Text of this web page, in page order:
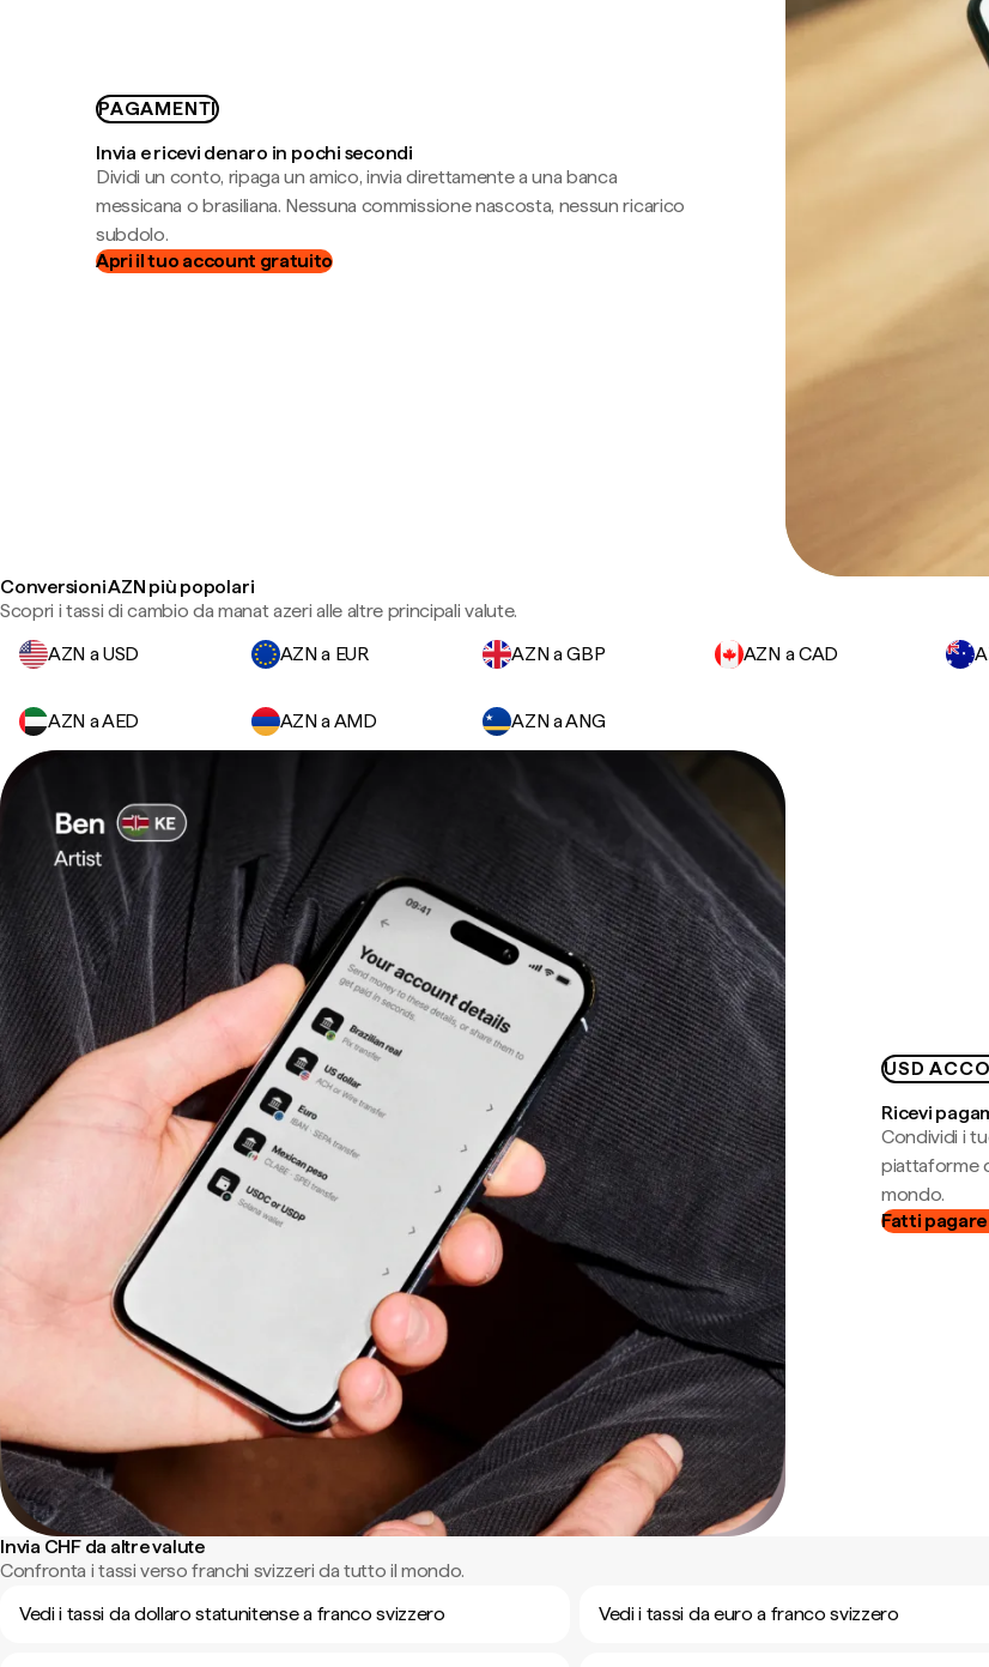
PAGAMENTI
Invia e ricevi denaro in pochi secondi
Dividi un conto, ripaga un amico, invia direttamente a una banca
messicana o brasiliana. Nessuna commissione nascosta, nessun ricarico
subdolo.
Apri il tuo account gratuito
Conversioni AZN più popolari
Scopri i tassi di cambio da manat azeri alle altre principali valute.
AZN a USD
AZN a EUR AZN a GBP AZN a CAD
AZN a AED AZN a AMD AZN a ANG
USD
Ricevi
Condividi i
piattaforme
mondo.
Fatti
Invia CHF da altre valute
Confronta i tassi verso franchi svizzeri da tutto il mondo.
Vedi i tassi da dollaro statunitense a franco svizzero
Vedi i tassi da euro a franco svizzero